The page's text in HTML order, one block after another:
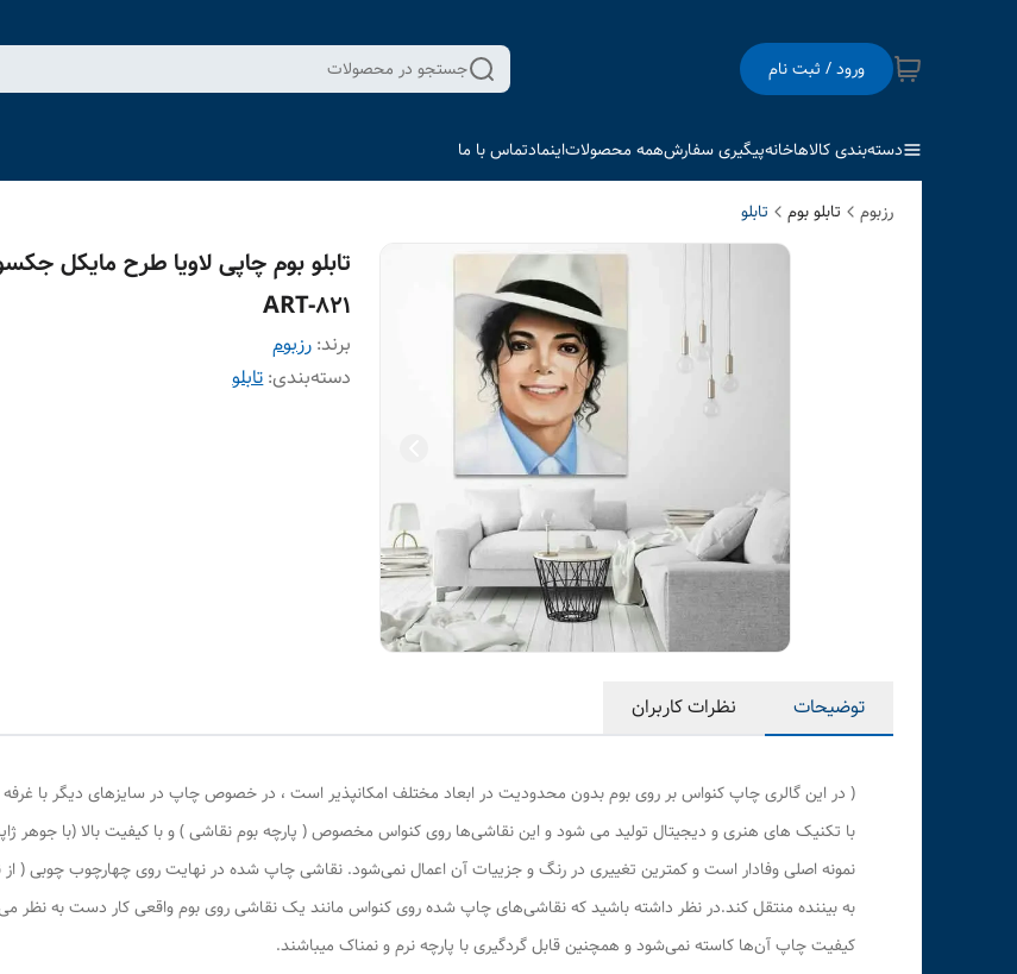
ورود / ثبت نام جستجو در محصولات
دسته‌بندی کالاهاخانهپیگیری سفارشهمه محصولاتاینمادتماس با ما
رزبوم تابلو بوم تابلو
تابلو بوم چاپی لاویا طرح مایکل
ART-821
برند: رزبوم
دسته‌بندی:تابلو
توضیحات نظرات کاربران
( در این گالری چاپ کنواس بر روی بوم بدون محدودیت در ابعاد مختلف امکانپذیر است ، در خصوص چاپ در سایزهای دیگر با
با تکنیک های هنری و دیجیتال تولید می شود و این نقاشی‌ها روی کنواس مخصوص ( پارچه بوم نقاشی ) و با کیفیت بالا (با جوهر
نمونه اصلی وفادار است و کمترین تغییری در رنگ و جزییات آن اعمال نمی‌شود. نقاشی چاپ شده در نهایت روی چهارچوب چوبی
به بیننده منتقل کند.در نظر داشته باشید که نقاشی‌های چاپ شده روی کنواس مانند یک نقاشی روی بوم واقعی کار دست به نظر
کیفیت چاپ آن‌ها کاسته نمی‌شود و همچنین قابل گردگیری با پارچه نرم و نمناک میباشند.